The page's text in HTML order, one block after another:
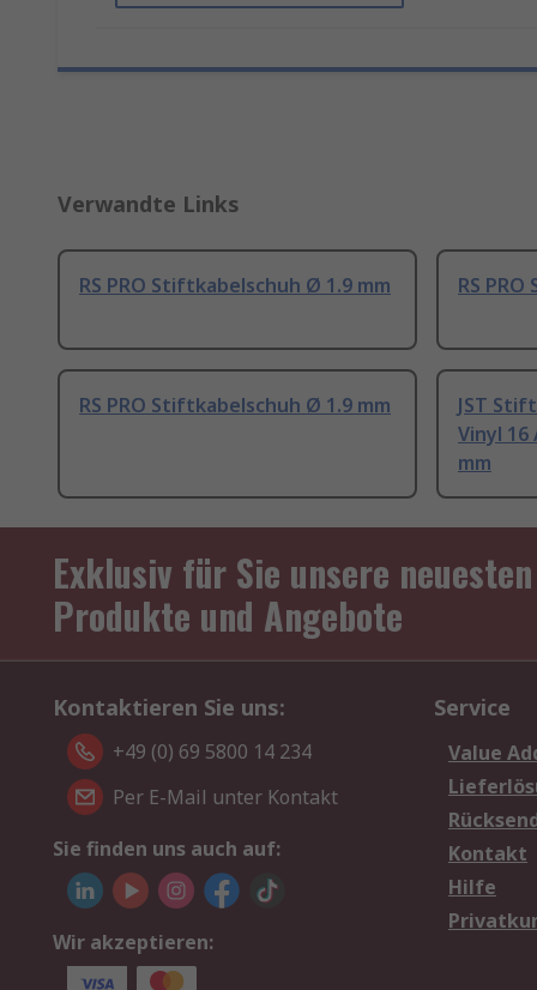
Verwandte Links
RS PRO Stiftkabelschuh Ø 1.9 mm RS
RS PRO Stiftkabelschuh Ø 1.9 mm
JST
Vinyl 16
mm
Exklusiv für Sie unsere neuesten
Produkte und Angebote
Kontaktieren Sie uns:
+49 (0) 69 5800 14 234
Per E-Mail unter Kontakt
Sie finden uns auch auf:
Wir akzeptieren:
Service
Value
Kontakt
Hilfe